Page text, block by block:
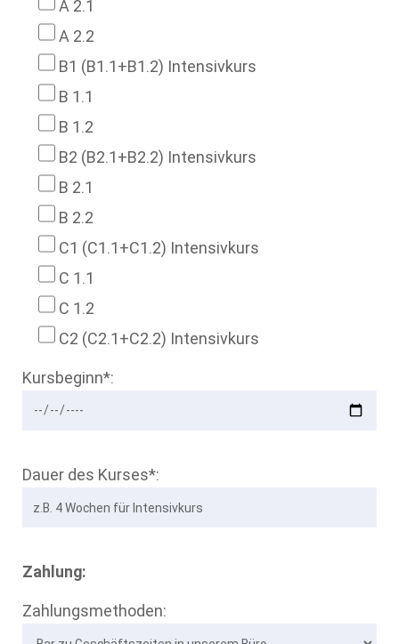
A 2.1
A 2.2
B1 (B1.1+B1.2) Intensivkurs
B 1.1
B 1.2
B2 (B2.1+B2.2) Intensivkurs
B 2.1
B 2.2
C1 (C1.1+C1.2) Intensivkurs
C 1.1
C 1.2
C2 (C2.1+C2.2) Intensivkurs
Kursbeginn*:
Dauer des Kurses*:
Zahlung:
Zahlungsmethoden: